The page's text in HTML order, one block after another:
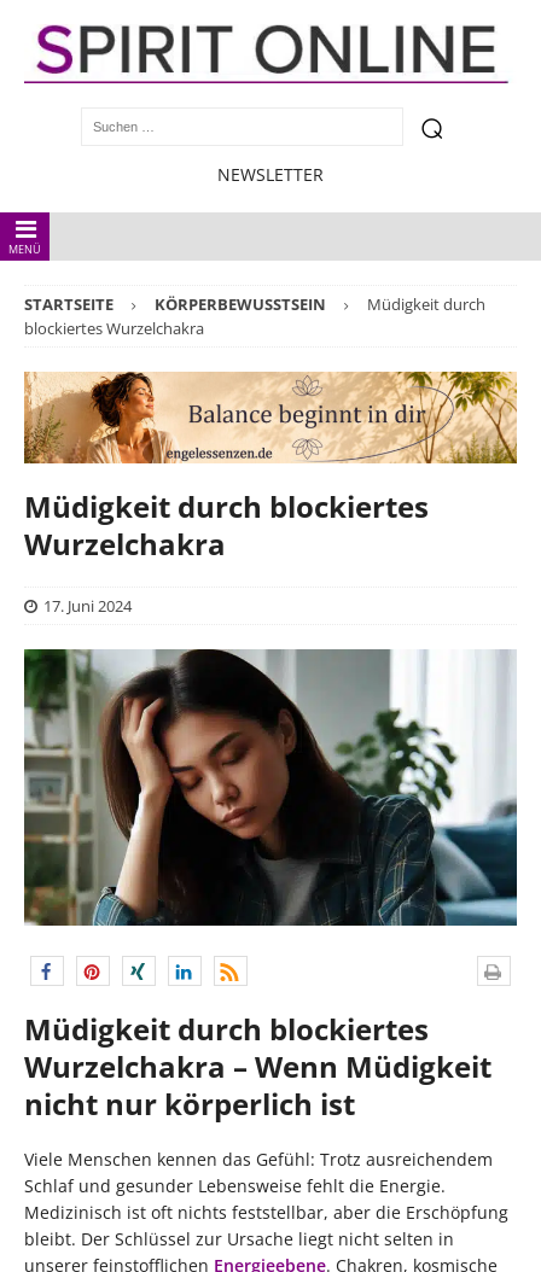
NEWSLETTER
MENÜ
STARTSEITE KÖRPERBEWUSSTSEIN
Müdigkeit durch
blockiertes Wurzelchakra
Müdigkeit durch blockiertes
Wurzelchakra
17. Juni 2024
Müdigkeit durch blockiertes
Wurzelchakra – Wenn Müdigkeit
nicht nur körperlich ist
Viele Menschen kennen das Gefühl: Trotz ausreichendem
Schlaf und gesunder Lebensweise fehlt die Energie.
Medizinisch ist oft nichts feststellbar, aber die Erschöpfung
bleibt. Der Schlüssel zur Ursache liegt nicht selten in
unserer feinstofflichen Energieebene. Chakren, kosmische